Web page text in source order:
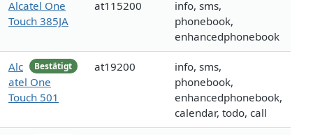
Alcatel One
Touch 385JA
at115200
info, sms,
phonebook,
enhancedphonebook
Bestätigt
Alc
atel One
Touch 501
at19200
info, sms,
phonebook,
enhancedphonebook,
calendar, todo, call